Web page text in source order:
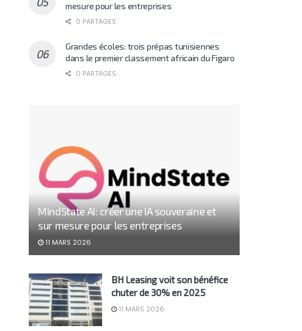
mesure pour les entreprises
0 PARTAGES
Grandes écoles: trois prépas tunisiennes
dans le premier classement africain du Figaro
0 PARTAGES
MindState AI: créer une IA souveraine et
sur mesure pour les entreprises
11 MARS 2026
BH Leasing voit son bénéfice
chuter de 30% en 2025
11 MARS 2026